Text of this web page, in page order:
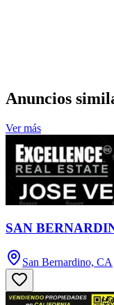
Anuncios
Ver más
SAN
San Bernardino, CA